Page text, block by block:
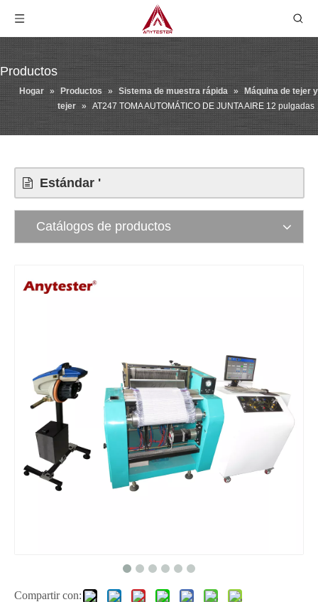
Productos
Hogar » Productos » Sistema de muestra rápida »
Máquina de tejer y
tejer » AT247 TOMA AUTOMÁTICO DE JUNTA AIRE 12 pulgadas
Estándar '
Catálogos de productos
Compartir con: